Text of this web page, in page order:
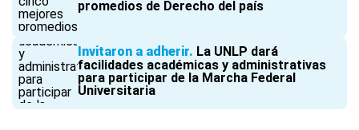
promedios de Derecho del país
Invitaron a adherir La UNLP dará
facilidades académicas y administrativas
para participar de la Marcha Federal
Universitaria